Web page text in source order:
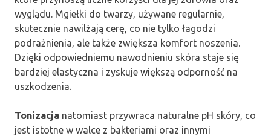
wyglądu. Mgiełki do twarzy, używane regularnie,
skutecznie nawilżają cerę, co nie tylko łagodzi
podrażnienia, ale także zwiększa komfort noszenia.
Dzięki odpowiedniemu nawodnieniu skóra staje się
bardziej elastyczna i zyskuje większą odporność na
uszkodzenia.
Tonizacja natomiast przywraca naturalne pH skóry, co
jest istotne w walce z bakteriami oraz innymi